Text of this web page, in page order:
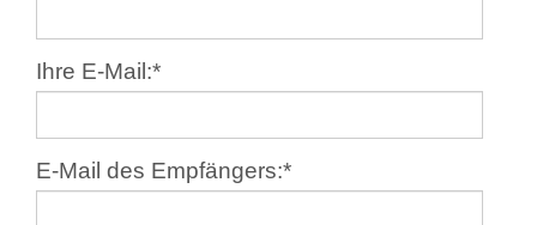
Ihre E-Mail:*
E-Mail des Empfängers:*